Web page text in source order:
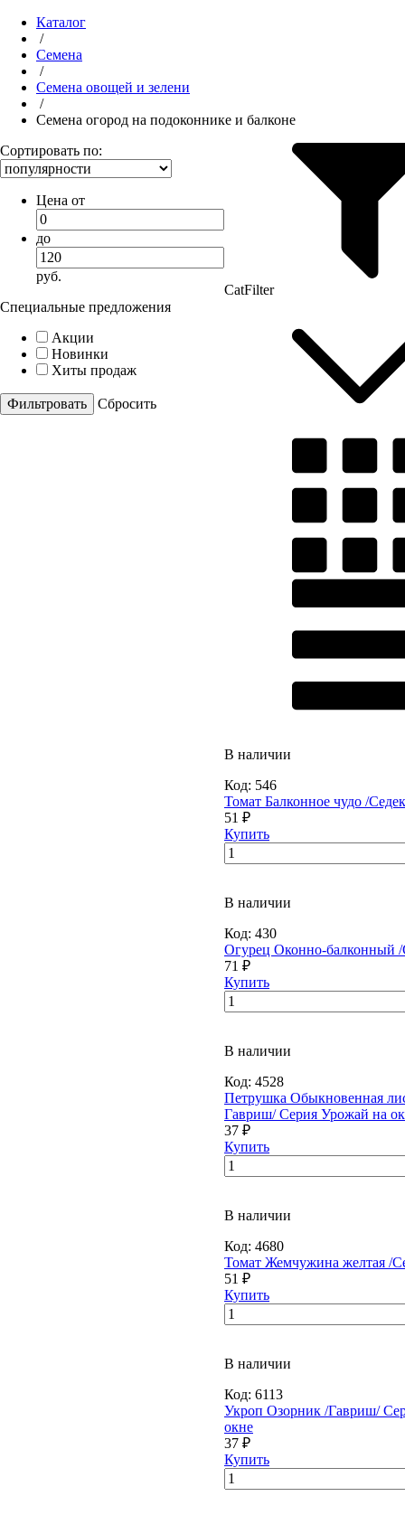
Каталог
/
Семена
/
Семена овощей и зелени
/
Семена огород на подоконнике и балконе
Сортировать по:
Цена от
до
руб.
Специальные предложения
Акции
Новинки
Хиты продаж
Cбросить
CatFilter
В наличии
Код: 546
Томат Балконное чудо /
51 ₽
Купить
В наличии
Код: 430
Огурец Оконно-балконный /
71 ₽
Купить
В наличии
Код: 4528
Петрушка Обыкновенная
Гавриш/ Серия Урожай на
37 ₽
Купить
В наличии
Код: 4680
Томат Жемчужина желтая /
51 ₽
Купить
В наличии
Код: 6113
Укроп Озорник /Гавриш/
окне
37 ₽
Купить